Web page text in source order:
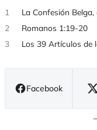
1
La Confesión
2
Romanos 1:19-20
3
Los 39 Artículos de
Facebook
(se